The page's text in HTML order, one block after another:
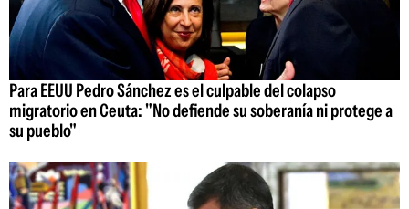
Para EEUU Pedro Sánchez es el culpable del colapso
migratorio en Ceuta: "No defiende su soberanía ni protege a
su pueblo"